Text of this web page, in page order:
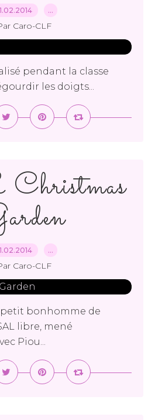
…
Caro-CLF
pendant la classe
les doigts...
…
Caro-CLF
bonhomme de
libre, mené
Piou...